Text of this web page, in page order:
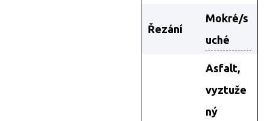
Řezání
Mokré/s
uché
Asfalt,
vyztuže
ný